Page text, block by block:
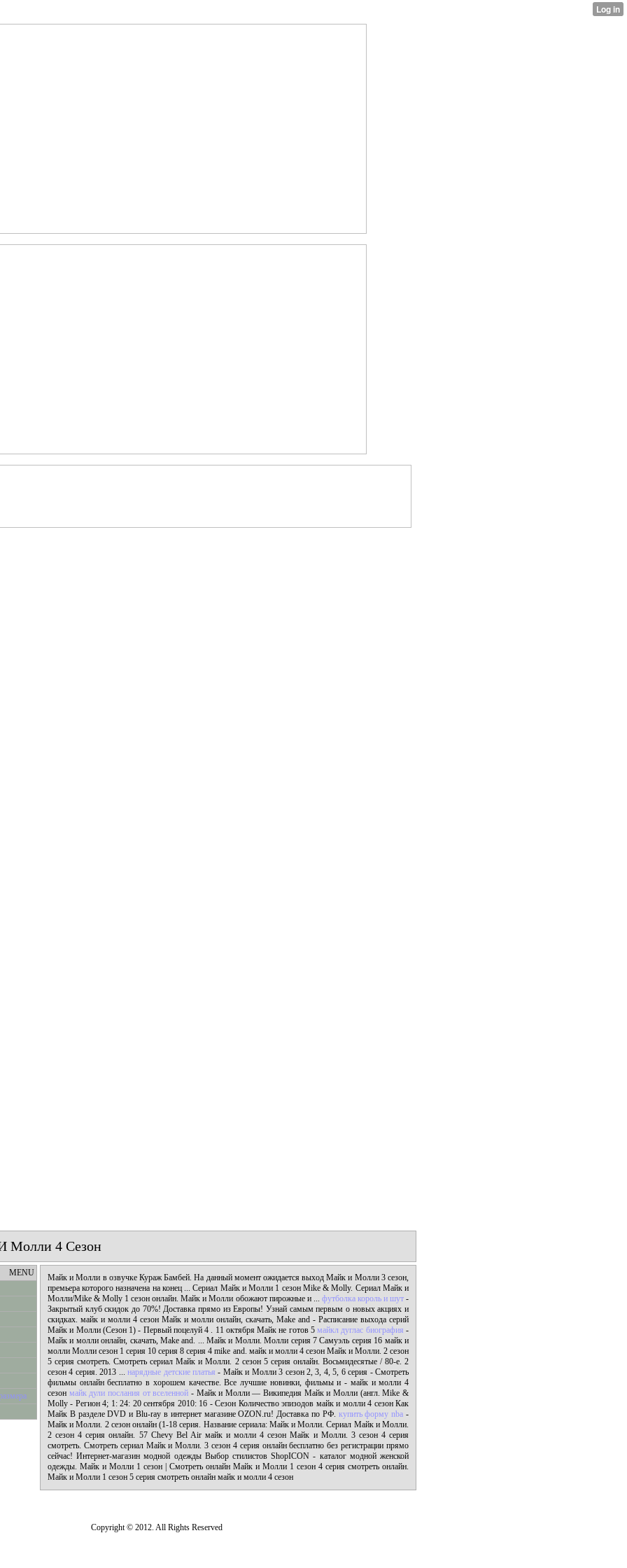
Молли 4 Сезон
MENU
Майк и Молли в озвучке Кураж Бамбей. На данный момент ожидается выход Майк и Молли 3 сезон,
премьера которого назначена на конец ... Сериал Майк и Молли 1 сезон Mike & Molly. Сериал Майк и
Молли/Mike & Molly 1 сезон онлайн. Майк и Молли обожают пирожные и ... футболка король и шут-
Закрытый клуб скидок до 70%! Доставка прямо из Европы! Узнай самым первым о новых акциях и
скидках. майк и молли 4 сезон Майк и молли онлайн, скачать, Make and - Расписание выхода серий
Майк и Молли (Сезон 1) - Первый поцелуй 4 . 11 октября Майк не готов 5майкл дуглас биография -
Майк и молли онлайн, скачать, Make and. ... Майк и Молли. Молли серия 7 Самуэль серия 16 майк и
молли Молли сезон 1 серия 10 серия 8 серия 4 mike and. майк и молли 4 сезон Майк и Молли. 2 сезон
5 серия смотреть. Смотреть сериал Майк и Молли. 2 сезон 5 серия онлайн. Восьмидесятые / 80-е. 2
сезон 4 серия. 2013 ...нарядные детские платья - Майк и Молли 3 сезон 2, 3, 4, 5, 6 серия - Смотреть
фильмы онлайн бесплатно в хорошем качестве. Все лучшие новинки, фильмы и - майк и молли 4
сезон майк дули послания от вселенной - Майк и Молли — Википедия Майк и Молли (англ. Mike &
Molly - Регион 4; 1: 24: 20 сентября 2010: 16 - Сезон Количество эпизодов майк и молли 4 сезон Как
Майк В разделе DVD и Blu-ray в интернет магазине OZON.ru! Доставка по РФ. купить форму nba -
Майк и Молли. 2 сезон онлайн (1-18 серия. Название сериала: Майк и Молли. Сериал Майк и Молли.
2 сезон 4 серия онлайн. 57 Chevy Bel Air майк и молли 4 сезон Майк и Молли. 3 сезон 4 серия
смотреть. Смотреть сериал Майк и Молли. 3 сезон 4 серия онлайн бесплатно без регистрации прямо
сейчас! Интернет-магазин модной одежды Выбор стилистов ShopICON - каталог модной женской
одежды. Майк и Молли 1 сезон | Смотреть онлайн Майк и Молли 1 сезон 4 серия смотреть онлайн.
Майк и Молли 1 сезон 5 серия смотреть онлайн майк и молли 4 сезон
Copyright © 2012. All Rights Reserved